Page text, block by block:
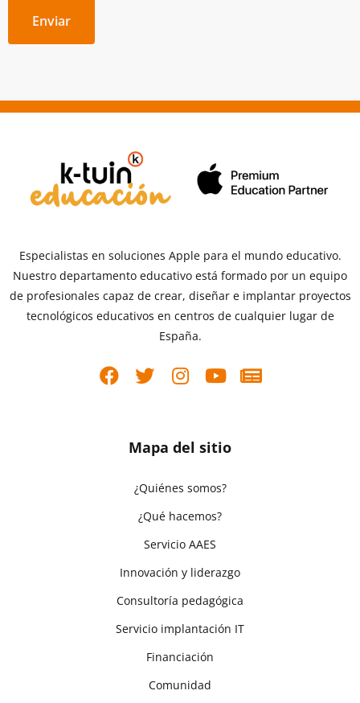
Enviar
Especialistas en soluciones Apple para el mundo educativo.
Nuestro departamento educativo está formado por un equipo
de profesionales capaz de crear, diseñar e implantar proyectos
tecnológicos educativos en centros de cualquier lugar de
España.
Mapa del sitio
¿Quiénes somos?
¿Qué hacemos?
Servicio AAES
Innovación y liderazgo
Consultoría pedagógica
Servicio implantación IT
Financiación
Comunidad